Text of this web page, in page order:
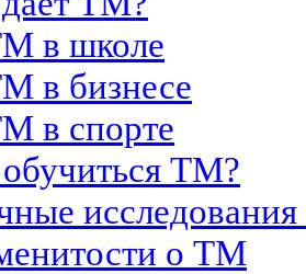
в школе
в бизнесе
в спорте
ТМ?
о ТМ